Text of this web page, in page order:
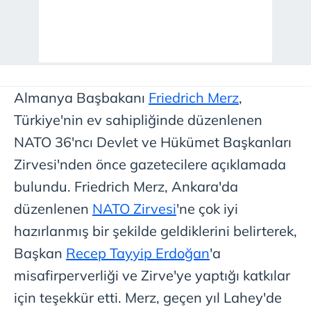
Almanya Başbakanı Friedrich Merz,
Türkiye'nin ev sahipliğinde düzenlenen
NATO 36'ncı Devlet ve Hükümet Başkanları
Zirvesi'nden önce gazetecilere açıklamada
bulundu. Friedrich Merz, Ankara'da
düzenlenen NATO Zirvesi'ne çok iyi
hazırlanmış bir şekilde geldiklerini belirterek,
Başkan Recep Tayyip Erdoğan'a
misafirperverliği ve Zirve'ye yaptığı katkılar
için teşekkür etti. Merz, geçen yıl Lahey'de